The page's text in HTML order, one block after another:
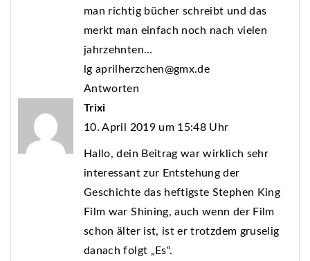
man richtig bücher schreibt und das
merkt man einfach noch nach vielen
jahrzehnten…
lgaprilherzchen@gmx.de
Antworten
Trixi
10. April 2019 um 15:48 Uhr
Hallo, dein Beitrag war wirklich sehr
interessant zur Entstehung der
Geschichte das heftigste Stephen King
Film war Shining, auch wenn der Film
schon älter ist, ist er trotzdem gruselig
danach folgt „Es“.